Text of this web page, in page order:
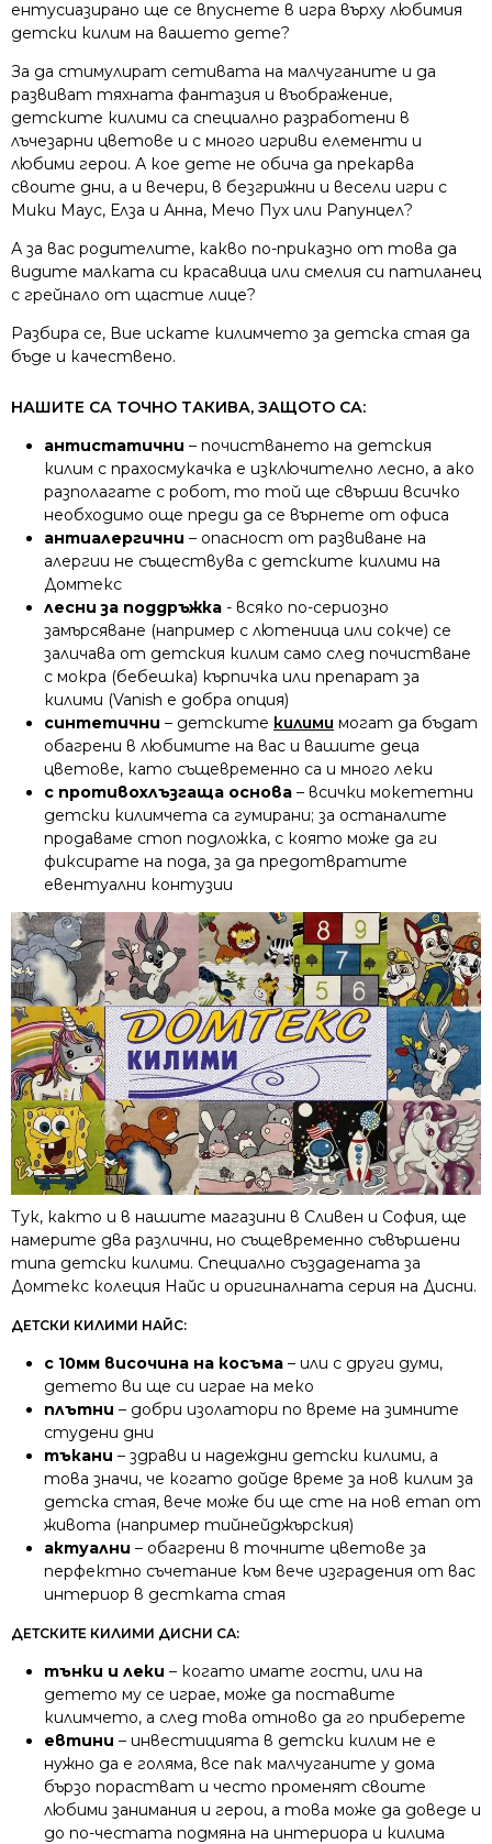
ентусиазирано ще се впуснете в игра върху любимия
детски килим на вашето дете?
За да стимулират сетивата на малчуганите и да
развиват тяхната фантазия и въображение,
детските килими са специално разработени в
лъчезарни цветове и с много игриви елементи и
любими герои. А кое дете не обича да прекарва
своите дни, а и вечери, в безгрижни и весели игри с
Мики Маус, Елза и Анна, Мечо Пух или Рапунцел?
А за вас родителите, какво по-приказно от това да
видите малката си красавица или смелия си патиланец
с грейнало от щастие лице?
Разбира се, Вие искате килимчето за детска стая да
бъде и качествено.
НАШИТЕ СА ТОЧНО ТАКИВА, ЗАЩОТО СА:
антистатични – почистването на детския
килим с прахосмукачка е изключително лесно, а ако
разполагате с робот, то той ще свърши всичко
необходимо още преди да се върнете от офиса
антиалергични – опасност от развиване на
алергии не съществува с детските килими на
Домтекс
лесни за поддръжка - всяко по-сериозно
замърсяване (например с лютеница или сокче) се
заличава от детския килим само след почистване
с мокра (бебешка) кърпичка или препарат за
килими (Vanish е добра опция)
синтетични – детските килими могат да бъдат
обагрени в любимите на вас и вашите деца
цветове, като същевременно са и много леки
с противохлъзгаща основа – всички мокететни
детски килимчета са гумирани; за останалите
продаваме стоп подложка, с която може да ги
фиксирате на пода, за да предотвратите
евентуални контузии
Тук, както и в нашите магазини в Сливен и София, ще
намерите два различни, но същевременно съвършени
типа детски килими. Специално създадената за
Домтекс колеция Найс и оригиналната серия на Дисни.
ДЕТСКИ КИЛИМИ НАЙС:
с 10мм височина на косъма – или с други думи,
детето ви ще си играе на меко
плътни – добри изолатори по време на зимните
студени дни
тъкани – здрави и надеждни детски килими, а
това значи, че когато дойде време за нов килим за
детска стая, вече може би ще сте на нов етап от
живота (например тийнейджърския)
актуални – обагрени в точните цветове за
перфектно съчетание към вече изградения от вас
интериор в дестката стая
ДЕТСКИТЕ КИЛИМИ ДИСНИ СА:
тънки и леки – когато имате гости, или на
детето му се играе, може да поставите
килимчето, а след това отново да го приберете
евтини – инвестицията в детски килим не е
нужно да е голяма, все пак малчуганите у дома
бързо порастват и често променят своите
любими занимания и герои, а това може да доведе и
до по-честата подмяна на интериора и килима